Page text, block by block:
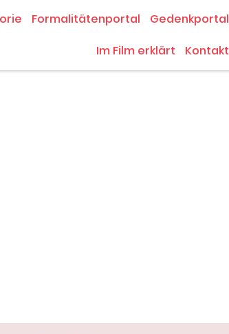
Formalitätenportal
Gedenkportal
Im Film erklärt
Kontakt